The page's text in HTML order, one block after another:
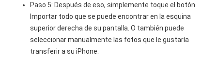
Paso 5: Después de eso, simplemente toque el botón
Importar todo que se puede encontrar en la esquina
superior derecha de su pantalla. O también puede
seleccionar manualmente las fotos que le gustaría
transferir a su iPhone.